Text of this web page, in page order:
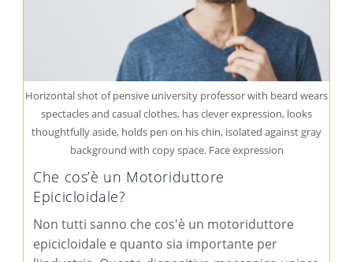
Horizontal shot of pensive university professor with beard wears
spectacles and casual clothes, has clever expression, looks
thoughtfully aside, holds pen on his chin, isolated against gray
background with copy space. Face expression
Che cos’è un Motoriduttore
Epicicloidale?
Non tutti sanno che cos'è un motoriduttore
epicicloidale e quanto sia importante per